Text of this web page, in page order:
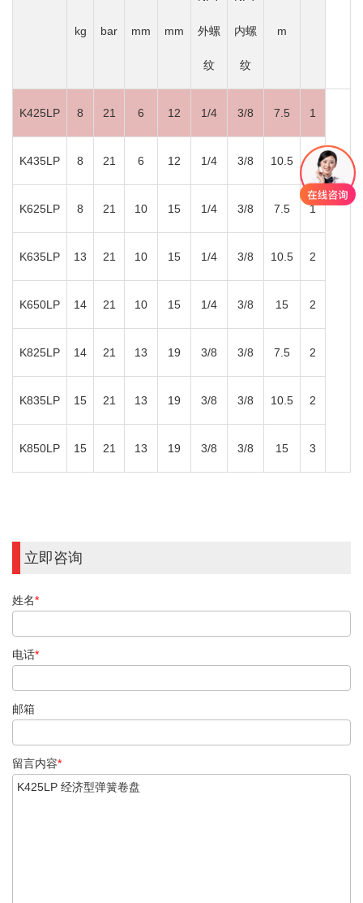
kg bar mm mm 外螺
纹
内螺
纹
m
K425LP 8 21 6 12 1/4 3/8 7.5 1
K435LP 8 21 6 12 1/4 3/8 10.5
K625LP 8 21 10 15 1/4 3/8 7.5 1
K635LP 13 21 10 15 1/4 3/8 10.5 2
K650LP 14 21 10 15 1/4 3/8 15 2
K825LP 14 21 13 19 3/8 3/8 7.5 2
K835LP 15 21 13 19 3/8 3/8 10.5 2
K850LP 15 21 13 19 3/8 3/8 15 3
立即咨询
姓名*
电话*
邮箱
留言内容*